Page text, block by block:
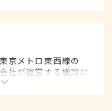
。
京メトロ東西線の
社が運営する施設に
ることもある。博物
楽しく学ぶことがで